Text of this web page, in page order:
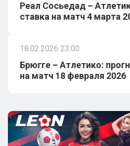
Реал Сосьедад –
ставка на матч 4 марта
18.02.2026 23:00
Брюгге – Атлетико:
на матч 18 февраля 2026